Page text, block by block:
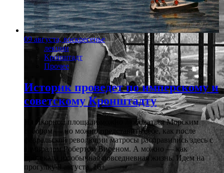
09 августа, воскресенье
лекции
Кронштадт
Прочее
Историк проведет по имперскому и
советскому Кронштадту
На Якорной площади можно любоваться Морским
собором — но можно представить себе, как после
февральской революции матросы расправились здесь с
адмиралом Робертом Виреном. А можно — как
протекала их обычная повседневная жизнь. Идем на
прогулку 9 августа. 16+